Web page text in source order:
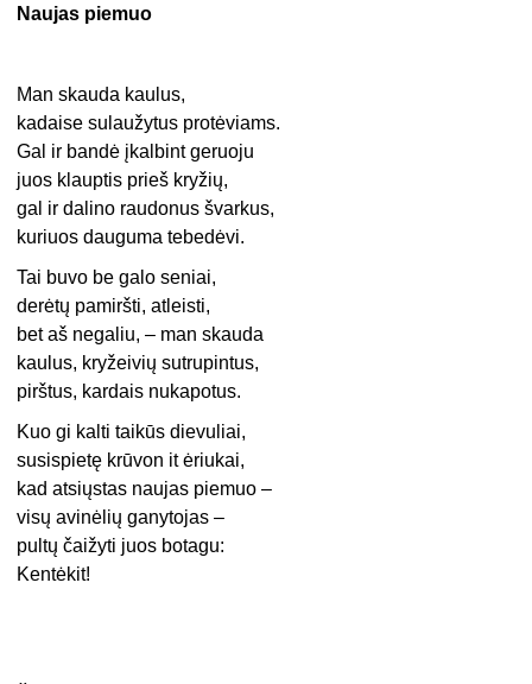
Naujas piemuo
Man skauda kaulus,
kadaise sulaužytus protėviams.
Gal ir bandė įkalbint geruoju
juos klauptis prieš kryžių,
gal ir dalino raudonus švarkus,
kuriuos dauguma tebedėvi.
Tai buvo be galo seniai,
derėtų pamiršti, atleisti,
bet aš negaliu, – man skauda
kaulus, kryžeivių sutrupintus,
pirštus, kardais nukapotus.
Kuo gi kalti taikūs dievuliai,
susispietę krūvon it ėriukai,
kad atsiųstas naujas piemuo –
visų avinėlių ganytojas –
pultų čaižyti juos botagu:
Kentėkit!